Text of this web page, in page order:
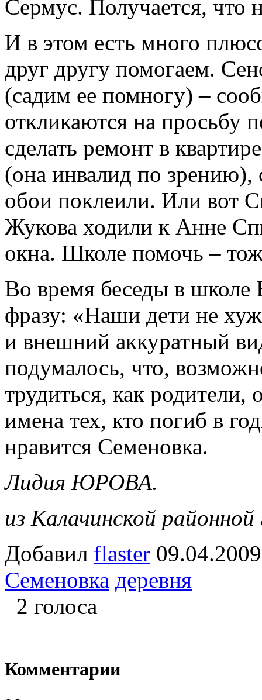
Сермус. Получается,
И в этом есть много
друг другу помогаем.
(садим ее помногу) –
откликаются на просьбу
сделать ремонт в
(она инвалид по
обои поклеили. Или вот
Жукова ходили к Анне
окна. Школе помочь –
Во время беседы в школе
фразу: «Наши дети не
и внешний аккуратный
подумалось, что,
трудиться, как
имена тех, кто погиб в
нравится Семеновка.
Лидия ЮРОВА.
из Калачинской
Добавил flaster
Семеновка деревня
2 голоса
Комментарии